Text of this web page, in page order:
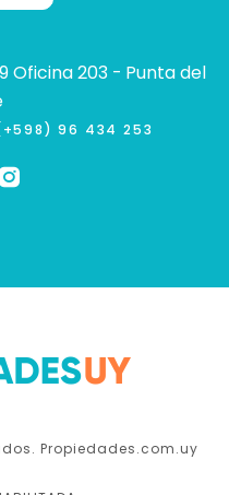
Oficina 203 - Punta del
96 434 253
Propiedades.com.uy